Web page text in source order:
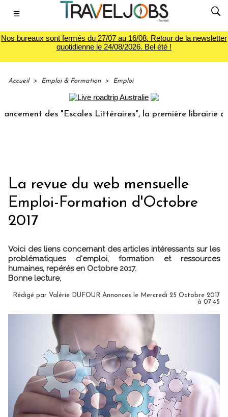
☰
Nos bureaux sont fermés du 27/07 au 16/08. Retour de la newsletter
quotidienne le 24/08/2026. Bel été !
Accueil > Emploi & Formation > Emploi
des "Escales Littéraires", la première librairie du
La revue du web mensuelle
Emploi-Formation d'Octobre
2017
Voici des liens concernant des articles intéressants sur les
problématiques d'emploi, formation et ressources
humaines, repérés en Octobre 2017.
Bonne lecture,
Rédigé par Valérie DUFOUR Annonces le Mercredi 25 Octobre 2017
à 07:45